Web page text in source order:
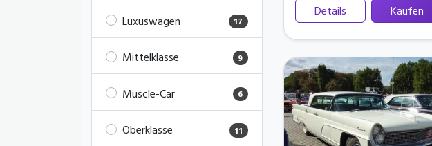
Luxuswagen 17
Mittelklasse 9
Muscle-Car 6
Oberklasse 11
Details Kaufen